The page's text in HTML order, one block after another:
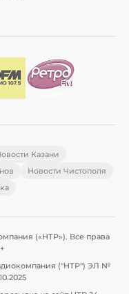
Казани
Новости Чистополя
(«НТР»). Все права
("НТР") ЭЛ №